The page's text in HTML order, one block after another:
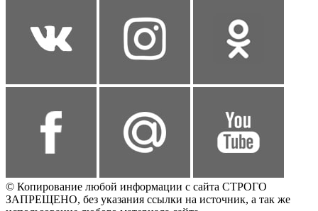
© Копирование любой информации с сайта СТРОГО
ЗАПРЕЩЕНО, без указания ссылки на источник, а так же